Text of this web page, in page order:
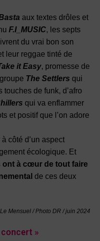
aux textes drôles et
F.I_MUSIC, les septs
du vrai bon son
leur reggae tinté de
it Easy, promesse de
The Settlers qui
de funk, d’afro
qui va enflammer
et positif que l’on adore
côté d’un aspect
écologique. Et
ont à cœur de tout faire
de ces deux
Mensuel / Photo DR / juin 2024
»